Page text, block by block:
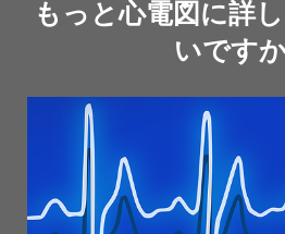
もっと心電図に詳
いです